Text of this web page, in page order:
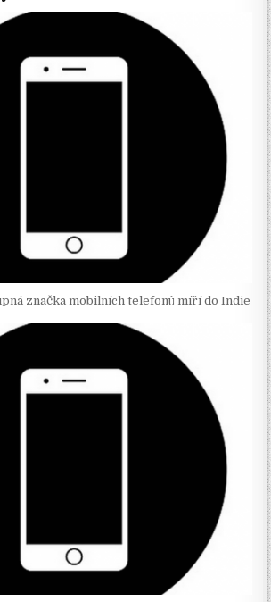
značka mobilních telefonů míří do Indie